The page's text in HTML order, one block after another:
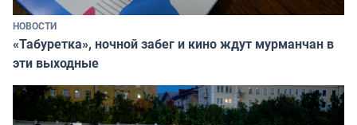
НОВОСТИ
«Табуретка», ночной забег и кино ждут мурманчан в
эти выходные